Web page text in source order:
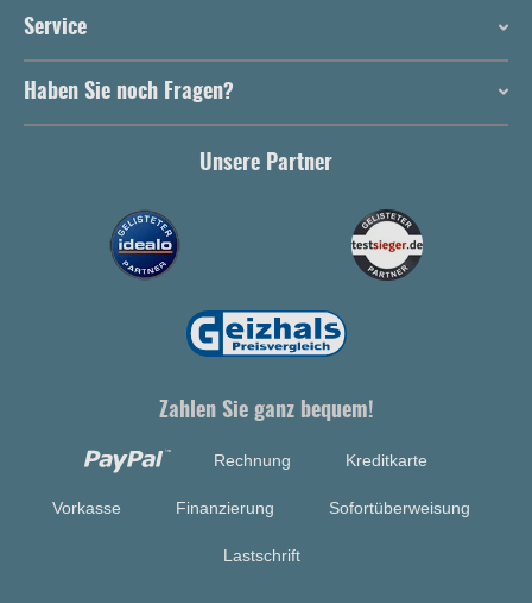
Service
Haben Sie noch Fragen?
Unsere Partner
Zahlen Sie ganz bequem!
Rechnung Kreditkarte
Vorkasse Finanzierung Sofortüberweisung
Lastschrift